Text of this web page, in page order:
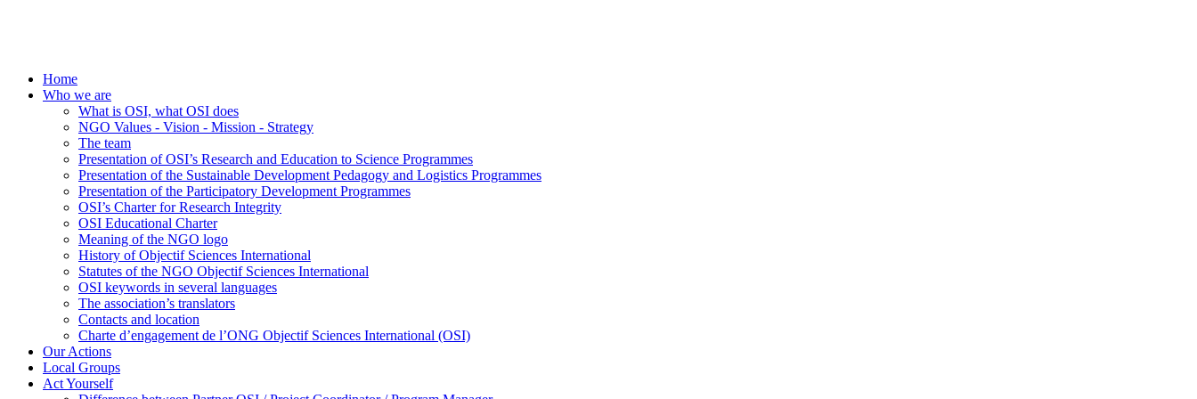
Home
Who we are
What is OSI, what OSI does
NGO Values - Vision - Mission - Strategy
The team
Presentation of OSI’s Research and Education to Science Programmes
Presentation of the Sustainable Development Pedagogy and Logistics Programmes
Presentation of the Participatory Development Programmes
OSI’s Charter for Research Integrity
OSI Educational Charter
Meaning of the NGO logo
History of Objectif Sciences International
Statutes of the NGO Objectif Sciences International
OSI keywords in several languages
The association’s translators
Contacts and location
Charte d’engagement de l’ONG Objectif Sciences International (OSI)
Our Actions
Local Groups
Act Yourself